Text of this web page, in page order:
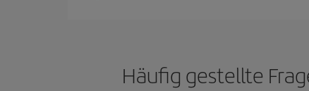
Häufig gestellte